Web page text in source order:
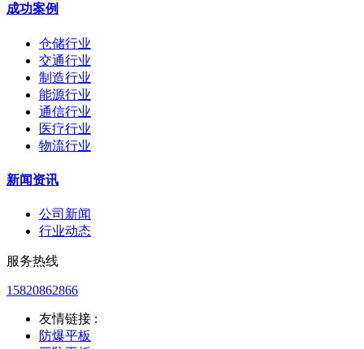
成功案例
仓储行业
交通行业
制造行业
能源行业
通信行业
医疗行业
物流行业
新闻资讯
公司新闻
行业动态
服务热线
15820862866
友情链接 :
防爆平板